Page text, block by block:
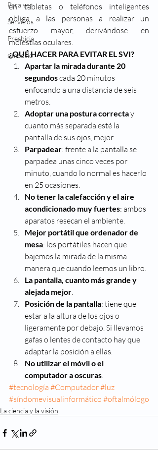
Para ver
Servicios
Presbicia
simposio
en tabletas o teléfonos inteligentes
obliga a las personas a realizar un
esfuerzo mayor, derivándose en
molestias oculares.
¿QUÉ HACER PARA EVITAR EL SVI?
Apartar la mirada durante 20
segundos cada 20 minutos
enfocando a una distancia de seis
metros.
Adoptar una postura correcta y
cuanto más separada esté la
pantalla de sus ojos, mejor.
Parpadear: frente a la pantalla se
parpadea unas cinco veces por
minuto, cuando lo normal es hacerlo
en 25 ocasiones.
No tener la calefacción y el aire
acondicionado muy fuertes: ambos
aparatos resecan el ambiente.
Mejor portátil que ordenador de
mesa: los portátiles hacen que
bajemos la mirada de la misma
manera que cuando leemos un libro.
La pantalla, cuanto más grande y
alejada mejor.
Posición de la pantalla: tiene que
estar a la altura de los ojos o
ligeramente por debajo. Si llevamos
gafas o lentes de contacto hay que
adaptar la posición a ellas.
No utilizar el móvil o el
computador a oscuras.
#tecnología #Computador#luz
#síndomevisualinformático #oftalmólogo
La ciencia y la visión